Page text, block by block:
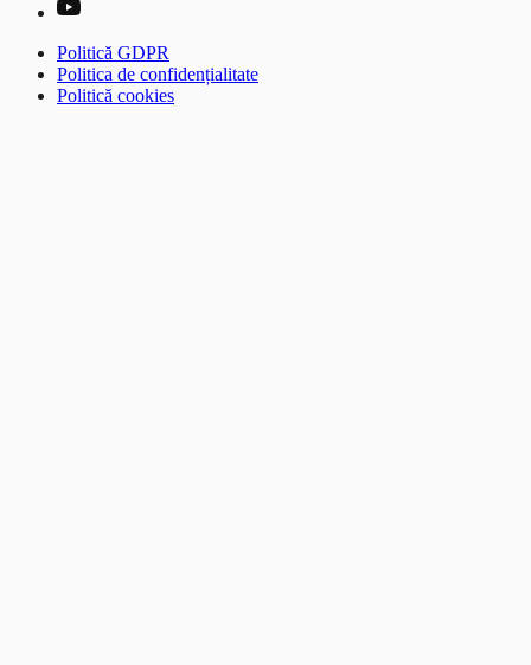
Politică GDPR
Politica de confidențialitate
Politică cookies